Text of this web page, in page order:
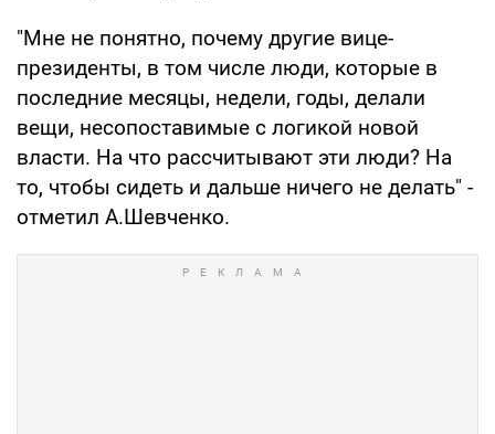
"Мне не понятно, почему другие вице-
президенты, в том числе люди, которые в
последние месяцы, недели, годы, делали
вещи, несопоставимые с логикой новой
власти. На что рассчитывают эти люди? На
то, чтобы сидеть и дальше ничего не делать" -
отметил А.Шевченко.